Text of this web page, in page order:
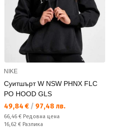
NIKE
Суитшърт W NSW PHNX FLC
PO HOOD GLS
Текуща цена:
49,84 € / 97,48 лв.
Редовна цена:
66,46 € Редовна цена
Спестявате:
16,62 € Разлика